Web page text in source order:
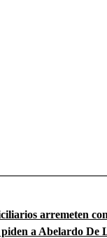
arremeten
a Abelardo De